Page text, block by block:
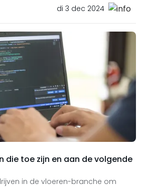
di 3 dec 2024
die toe zijn en aan de volgende
in de vloeren-branche om